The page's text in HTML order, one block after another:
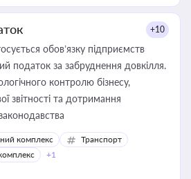
+10
обов’язку підприємств
податок за забруднення довкілля.
контролю бізнесу,
звітності та дотримання
комплекс
Транспорт
+1